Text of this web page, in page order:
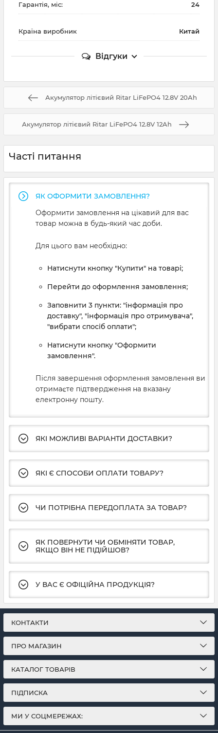
Гарантія, міс: 24
Країна виробник Китай
Відгуки
Акумулятор літієвий Ritar LiFePO4 12.8V 20Ah
Акумулятор літієвий Ritar LiFePO4 12.8V 12Ah
Часті питання
ЯК ОФОРМИТИ ЗАМОВЛЕННЯ?
Оформити замовлення на цікавий для вас
товар можна в будь-який час доби.
Для цього вам необхідно:
Натиснути кнопку "Купити" на товарі;
Перейти до оформлення замовлення;
Заповнити 3 пункти: "інформація про
доставку", "інформація про отримувача",
"вибрати спосіб оплати";
Натиснути кнопку "Оформити
замовлення".
Після завершення оформлення замовлення ви
отримаєте підтвердження на вказану
електронну пошту.
ЯКІ МОЖЛИВІ ВАРІАНТИ ДОСТАВКИ?
ЯКІ Є СПОСОБИ ОПЛАТИ ТОВАРУ?
ЧИ ПОТРІБНА ПЕРЕДОПЛАТА ЗА ТОВАР?
ЯК ПОВЕРНУТИ ЧИ ОБМІНЯТИ ТОВАР,
ЯКЩО ВІН НЕ ПІДІЙШОВ?
У ВАС Є ОФІЦІЙНА ПРОДУКЦІЯ?
КОНТАКТИ
ПРО МАГАЗИН
КАТАЛОГ ТОВАРІВ
ПІДПИСКА
МИ У СОЦМЕРЕЖАХ: